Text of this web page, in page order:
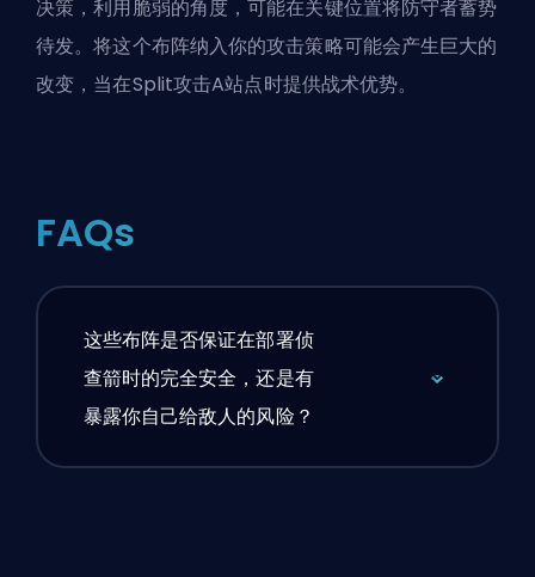
决策，利用脆弱的角度，可能在关键位置将防守者蓄势
待发。将这个布阵纳入你的攻击策略可能会产生巨大的
改变，当在Split攻击A站点时提供战术优势。
FAQs
这些布阵是否保证在部署侦
查箭时的完全安全，还是有
暴露你自己给敌人的风险？